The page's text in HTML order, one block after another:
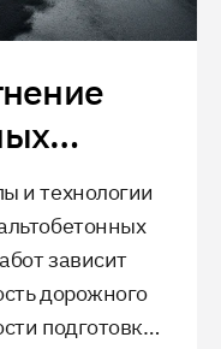
и технологии
зависит
дорожного
подготовки